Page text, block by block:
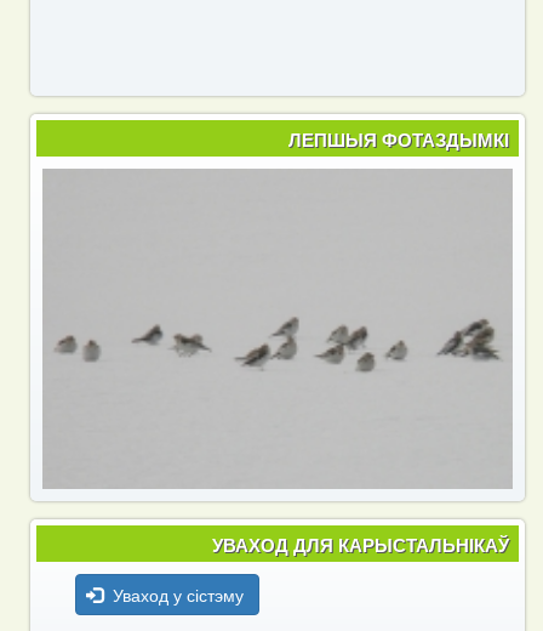
ЛЕПШЫЯ ФОТАЗДЫМКІ
УВАХОД ДЛЯ КАРЫСТАЛЬНІКАЎ
Уваход у сістэму